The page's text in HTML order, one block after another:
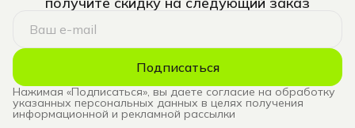
Подписаться
Нажимая «Подписаться», вы даете согласие на обработку
указанных персональных данных в целях получения
информационной и рекламной рассылки